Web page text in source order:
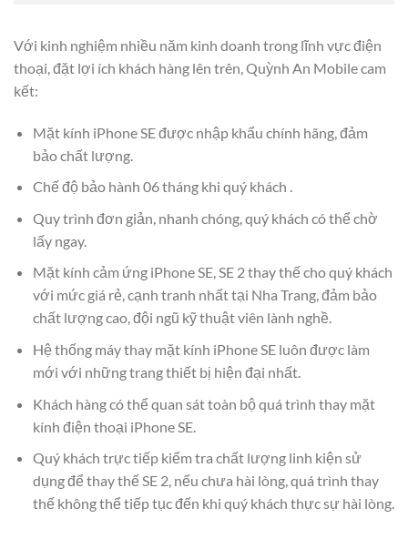
Với kinh nghiệm nhiều năm kinh doanh trong lĩnh vực điện
thoại, đặt lợi ích khách hàng lên trên, Quỳnh An Mobile cam
kết:
Mặt kính iPhone SE được nhập khẩu chính hãng, đảm
bảo chất lượng.
Chế độ bảo hành 06 tháng khi quý khách .
Quy trình đơn giản, nhanh chóng, quý khách có thể chờ
lấy ngay.
Mặt kính cảm ứng iPhone SE, SE 2 thay thế cho quý khách
với mức giá rẻ, cạnh tranh nhất tại Nha Trang, đảm bảo
chất lượng cao, đội ngũ kỹ thuật viên lành nghề.
Hệ thống máy thay mặt kính iPhone SE luôn được làm
mới với những trang thiết bị hiện đại nhất.
Khách hàng có thể quan sát toàn bộ quá trình thay mặt
kính điện thoại iPhone SE.
Quý khách trực tiếp kiểm tra chất lượng linh kiện sử
dụng để thay thế SE 2, nếu chưa hài lòng, quá trình thay
thế không thể tiếp tục đến khi quý khách thực sự hài lòng.